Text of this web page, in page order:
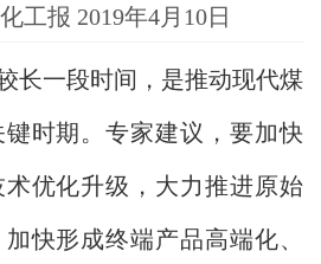
工报 2019年4月10日
长一段时间，是推动现代煤
时期。专家建议，要加快
优化升级，大力推进原始
快形成终端产品高端化、